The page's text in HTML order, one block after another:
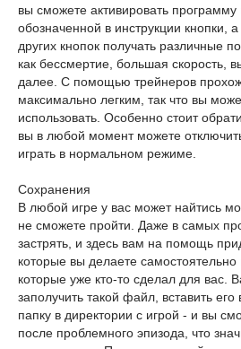
вы сможете активировать
обозначенной в инструкции кнопки,
других кнопок получать различные
как бессмертие, большая скорость,
далее. С помощью трейнеров
максимально легким, так что вы
использовать. Особенно стоит
вы в любой момент можете
играть в нормальном режиме.
Сохранения
В любой игре у вас может найтись
не сможете пройти. Даже в самых
застрять, и здесь вам на помощь
которые вы делаете самостоятельно
которые уже кто-то сделал для вас.
заполучить такой файл, вставить
папку в директории с игрой - и вы
после проблемного эпизода, что